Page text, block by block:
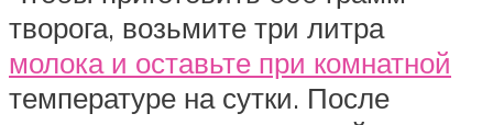
творога, возьмите три литра
молока и оставьте при комнатной
температуре на сутки. После